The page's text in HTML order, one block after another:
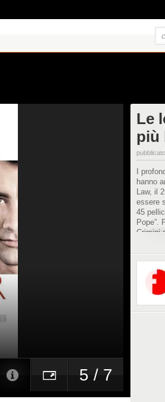
5 / 7
Le
più
I
hanno
Law, il
essere
45
Pope”.
Crimini